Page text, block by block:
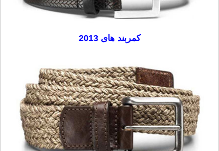
کمربند های 2013